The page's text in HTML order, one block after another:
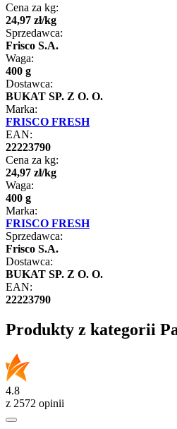
Cena za kg:
24,97 zł/kg
Sprzedawca:
Frisco S.A.
Waga:
400 g
Dostawca:
BUKAT SP. Z O. O.
Marka:
FRISCO FRESH
EAN:
22223790
Cena za kg:
24,97 zł/kg
Waga:
400 g
Marka:
FRISCO FRESH
Sprzedawca:
Frisco S.A.
Dostawca:
BUKAT SP. Z O. O.
EAN:
22223790
Produkty z kategorii
4.8
z 2572 opinii